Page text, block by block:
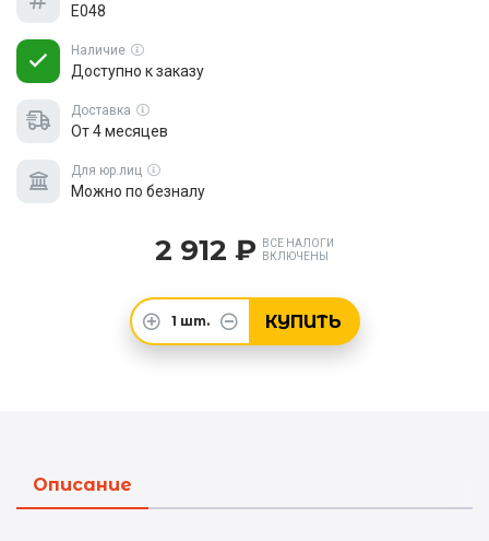
E048
Наличие
Доступно к заказу
Доставка
От 4 месяцев
Для юр.лиц
Можно по безналу
2 912 ₽
ВСЕ НАЛОГИ
ВКЛЮЧЕНЫ
1 шт. КУПИТЬ
Описание